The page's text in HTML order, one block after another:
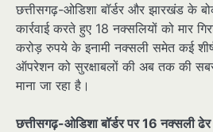
छत्तीसगढ़-ओडिशा बॉर्डर और झारखंड के
कार्रवाई करते हुए 18 नक्सलियों को मार
करोड़ रुपये के इनामी नक्सली समेत कई
ऑपरेशन को सुरक्षाबलों की अब तक की
माना जा रहा है।
छत्तीसगढ़-ओडिशा बॉर्डर पर 16 नक्सली ढेर